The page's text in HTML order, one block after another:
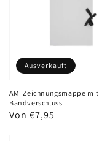
AMI Zeichnungsmappe mit
Bandverschluss
Normaler
Von €7,95
Ausverkauft